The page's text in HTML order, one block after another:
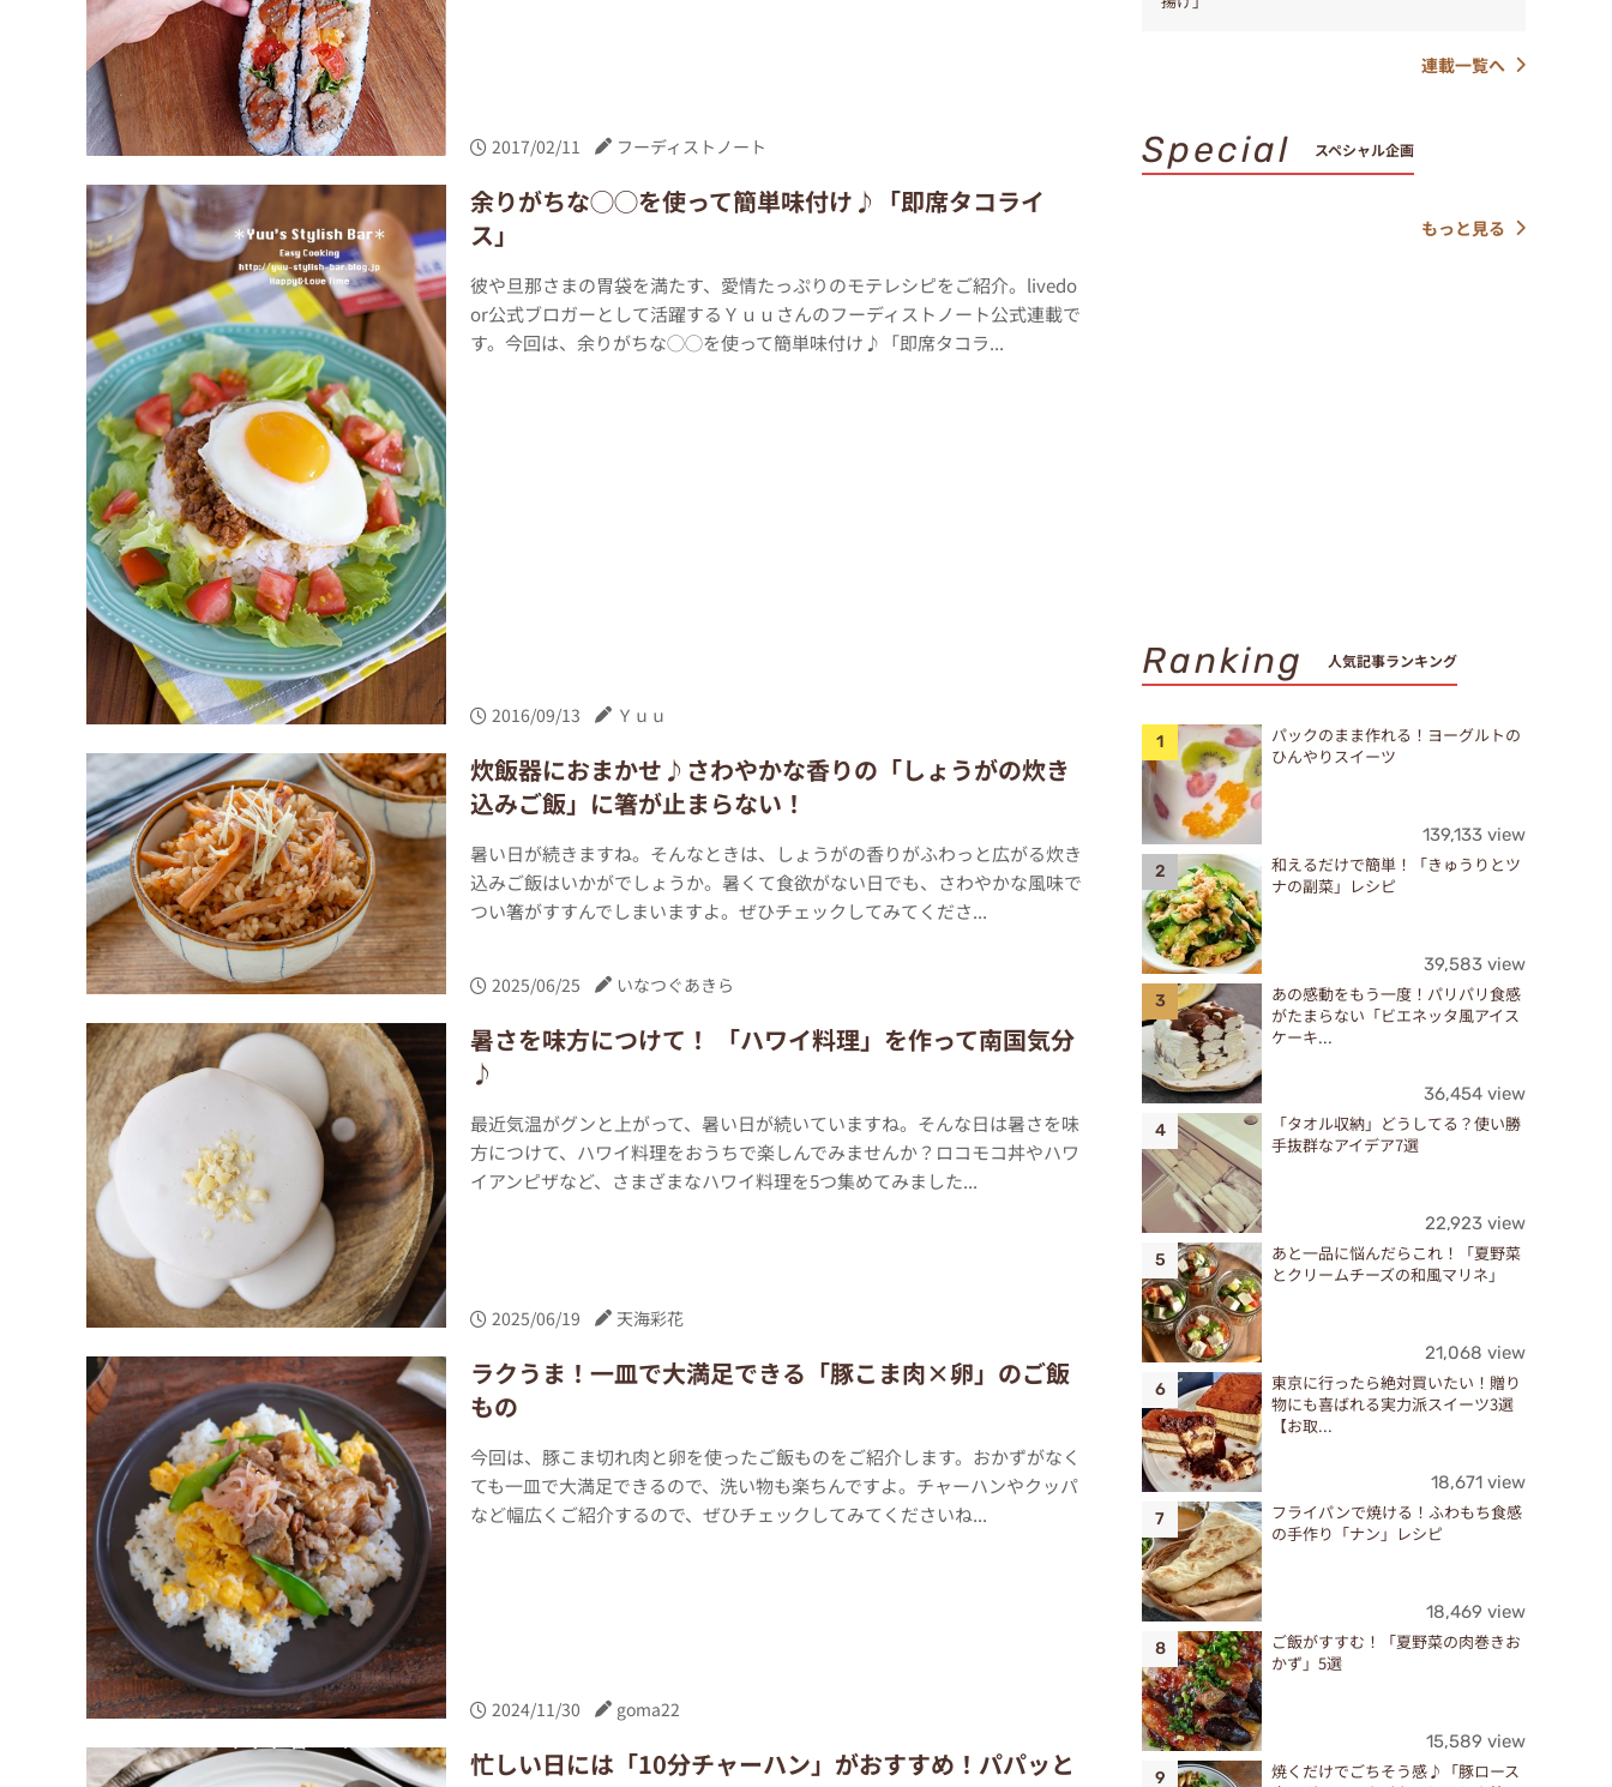
2017/02/11 フーディストノート
余りがちな◯◯を使って簡単味付け♪「即席タコライ
ス」
彼や旦那さまの胃袋を満たす、愛情たっぷりのモテレシピをご紹介。livedo
or公式ブロガーとして活躍するＹｕｕさんのフーディストノート公式連載で
す。今回は、余りがちな◯◯を使って簡単味付け♪「即席タコラ...
2016/09/13 Ｙｕｕ
炊飯器におまかせ♪さわやかな香りの「しょうがの炊き
込みご飯」に箸が止まらない！
暑い日が続きますね。そんなときは、しょうがの香りがふわっと広がる炊き
込みご飯はいかがでしょうか。暑くて食欲がない日でも、さわやかな風味で
つい箸がすすんでしまいますよ。ぜひチェックしてみてくださ...
2025/06/25 いなつぐあきら
暑さを味方につけて！ 「ハワイ料理」を作って南国気分
♪
最近気温がグンと上がって、暑い日が続いていますね。そんな日は暑さを味
方につけて、ハワイ料理をおうちで楽しんでみませんか？ロコモコ丼やハワ
イアンピザなど、さまざまなハワイ料理を5つ集めてみました...
2025/06/19 天海彩花
ラクうま！一皿で大満足できる「豚こま肉×卵」のご飯
もの
今回は、豚こま切れ肉と卵を使ったご飯ものをご紹介します。おかずがなく
ても一皿で大満足できるので、洗い物も楽ちんですよ。チャーハンやクッパ
など幅広くご紹介するので、ぜひチェックしてみてくださいね...
2024/11/30 goma22
忙しい日には「10分チャーハン」がおすすめ！パパッと
連載一覧へ
Special スペシャル企画
もっと見る
Ranking 人気記事ランキング
パックのまま作れる！ヨーグルトの
ひんやりスイーツ
139,133 view
和えるだけで簡単！「きゅうりとツ
ナの副菜」レシピ
39,583 view
あの感動をもう一度！パリパリ食感
がたまらない「ビエネッタ風アイス
ケーキ...
36,454 view
「タオル収納」どうしてる？使い勝
手抜群なアイデア7選
22,923 view
あと一品に悩んだらこれ！「夏野菜
とクリームチーズの和風マリネ」
21,068 view
東京に行ったら絶対買いたい！贈り
物にも喜ばれる実力派スイーツ3選
【お取...
18,671 view
フライパンで焼ける！ふわもち食感
の手作り「ナン」レシピ
18,469 view
ご飯がすすむ！「夏野菜の肉巻きお
かず」5選
15,589 view
焼くだけでごちそう感♪「豚ロース